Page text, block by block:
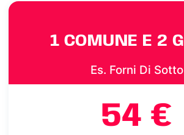
1 COMUNE E 2
Es. Forni Di Sotto
54 €